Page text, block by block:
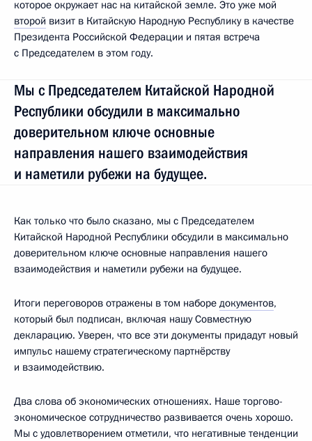
которое окружает нас на китайской земле. Это уже мой
второй визит в Китайскую Народную Республику в качестве
Президента Российской Федерации и пятая встреча
с Председателем в этом году.
Мы с Председателем Китайской Народной
Республики обсудили в максимально
доверительном ключе основные
направления нашего взаимодействия
и наметили рубежи на будущее.
Как только что было сказано, мы с Председателем
Китайской Народной Республики обсудили в максимально
доверительном ключе основные направления нашего
взаимодействия и наметили рубежи на будущее.
Итоги переговоров отражены в том наборе документов,
который был подписан, включая нашу Совместную
декларацию. Уверен, что все эти документы придадут новый
импульс нашему стратегическому партнёрству
и взаимодействию.
Два слова об экономических отношениях. Наше торгово-
экономическое сотрудничество развивается очень хорошо.
Мы с удовлетворением отметили, что негативные тенденции